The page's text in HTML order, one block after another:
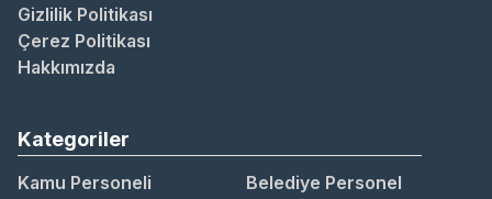
Gizlilik Politikası
Çerez Politikası
Hakkımızda
Kategoriler
Kamu Personeli
Belediye Personel